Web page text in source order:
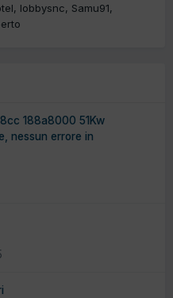
lobbysnc
Samu91
188a8000 51Kw
nessun errore in